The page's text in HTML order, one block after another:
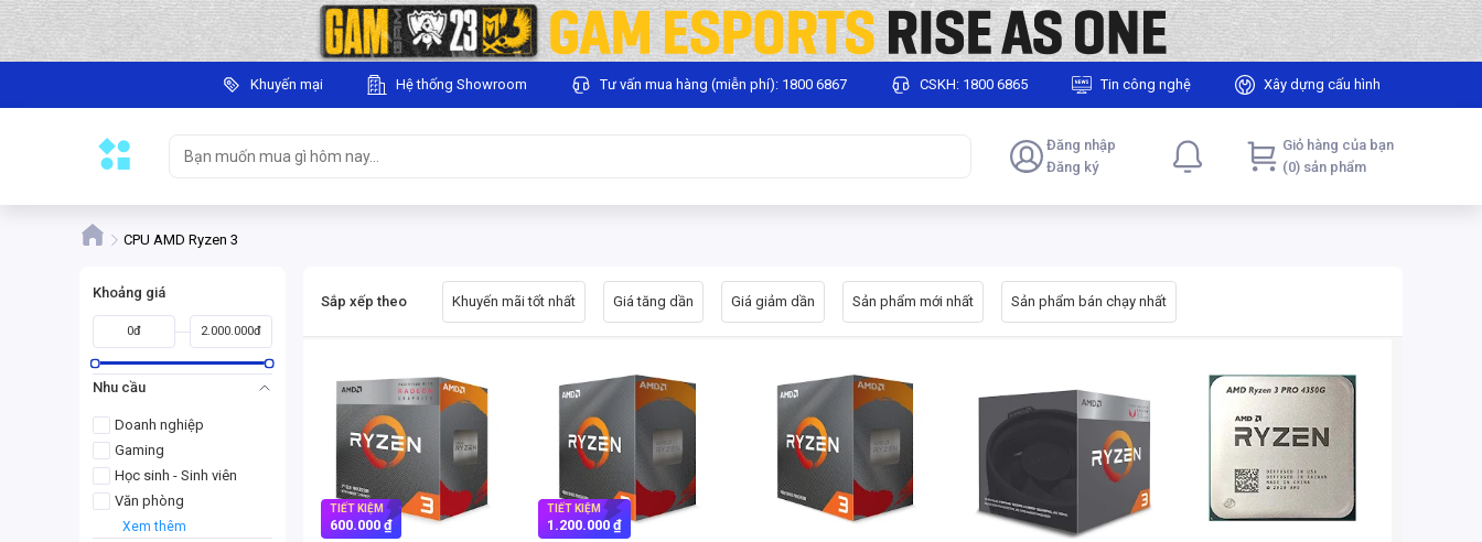
Khuyến mại Hệ thống Showroom Tư vấn mua hàng (miễn phí): 1800 6867 CSKH: 1800 6865 Tin công nghệ Xây dựng cấu hình
Đăng nhập
Đăng ký
Giỏ hàng của bạn
(0) sản phẩm
CPU AMD Ryzen 3
Khoảng giá
0đ 2.000.000đ
Nhu cầu
Doanh nghiệp
Gaming
Học sinh - Sinh viên
Văn phòng
Xem thêm
Sắp xếp theo Khuyến mãi tốt nhất Giá tăng dần Giá giảm dần Sản phẩm mới nhất Sản phẩm bán chạy nhất
TIẾT KIỆM
600.000 ₫
TIẾT KIỆM
1.200.000 ₫